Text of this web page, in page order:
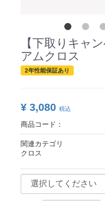
【下取りキャ
アムクロス
2年性能保証あり
¥ 3,080 税込
商品コード：
関連カテゴリ
クロス